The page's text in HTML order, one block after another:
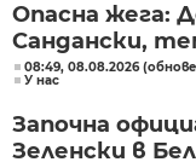
Опасна жега:
Сандански,
08:49, 08.08.2026
У нас
Започна
Зеленски в